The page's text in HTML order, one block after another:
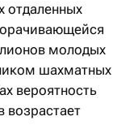
отдаленных
молодых
шахматных
вероятность
возрастает